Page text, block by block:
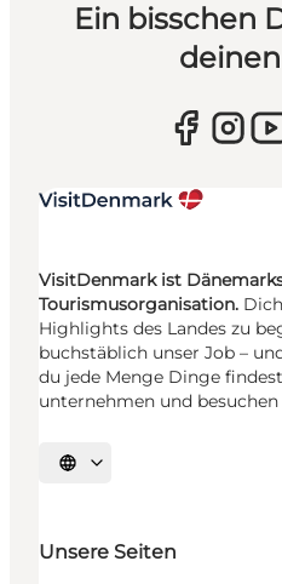
Ein bisschen
VisitDenmark ist
Tourismusorganisation.
Highlights des Landes zu
buchstäblich unser Job –
du jede Menge Dinge
unternehmen und besuchen
Sprache auswählen
Unsere Seiten